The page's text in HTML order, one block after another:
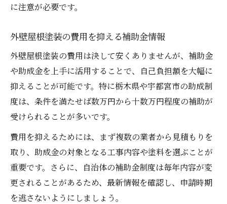
に注意が必要です。
外壁屋根塗装の費用を抑える補助金情報
外壁屋根塗装の費用は決して安くありませんが、補助金
や助成金を上手に活用することで、自己負担額を大幅に
抑えることが可能です。特に栃木県や宇都宮市の助成制
度は、条件を満たせば数万円から十数万円程度の補助が
受けられることが多いです。
費用を抑えるためには、まず複数の業者から見積もりを
取り、助成金の対象となる工事内容や塗料を選ぶことが
重要です。さらに、自治体の補助金制度は毎年内容が変
更されることがあるため、最新情報を確認し、申請時期
を逃さないようにしましょう。